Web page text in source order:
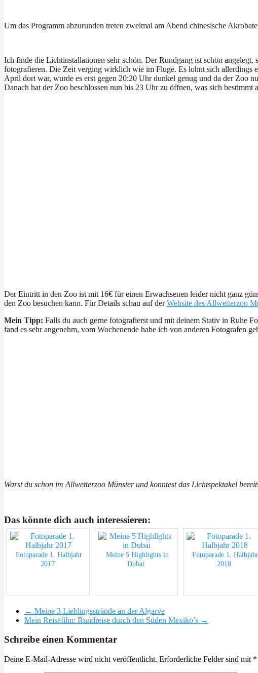
Um das Programm abzurunden treten zweimal am Abend chinesische
Ich finde die Lichtinstallationen sehr schön. Der Rundgang ist schön
fotografieren. Die Zeit verging wirklich wie im Fluge. Es lohnt sich allerdings
April dort war, wurde es erst gegen 20:20 Uhr dunkel genug und da der Zoo
Danach hat der Zoo beschlossen nun bis 23 Uhr zu öffnen, was sich bestimmt
Der Eintritt in den Zoo ist mit 16€ für einen Erwachsenen leider nicht ganz
den Zoo besuchen kann. Für Details schau auf derWebsite des Allwetterzoo
Mein Tipp: Falls du auch gerne fotografierst und mit deinem Stativ in Ruhe
fand es sehr angenehm, vom Wochenende habe ich von anderen Fotografen
Warst du schon im Allwetterzoo Münster und konntest das Lichtspektakel
Das könnte dich auch interessieren:
Fotoparade 1. Halbjahr
2017
Meine 5 Highlights in
Dubai
Fotoparade 1. Halbjahr
2018
← Meine 3 Lieblingsstrände an der Algarve
Mein Reisefilm: Rundreise durch den Süden Mexiko’s →
Schreibe einen Kommentar
Deine E-Mail-Adresse wird nicht veröffentlicht. Erforderliche Felder sind mit *